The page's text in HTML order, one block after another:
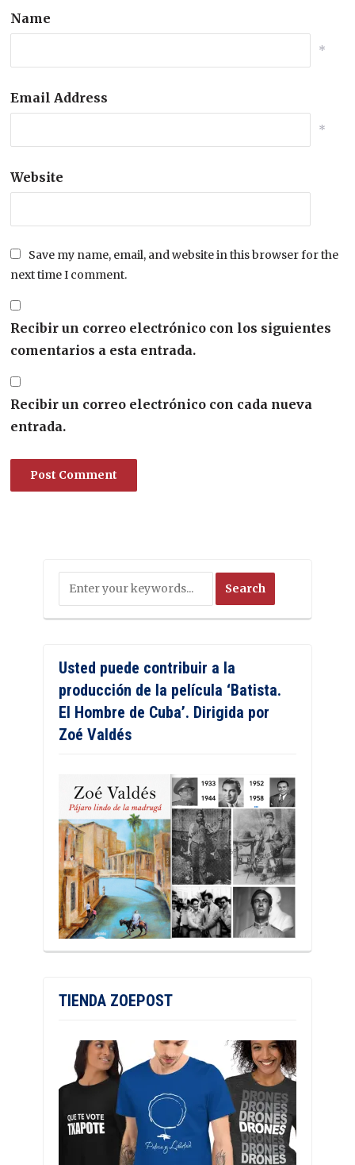
Name
*
Email Address
*
Website
Save my name, email, and website in this browser for the
next time I comment.
Recibir un correo electrónico con los siguientes
comentarios a esta entrada.
Recibir un correo electrónico con cada nueva
entrada.
Usted puede contribuir a la
producción de la película ‘Batista.
El Hombre de Cuba’. Dirigida por
Zoé Valdés
TIENDA ZOEPOST